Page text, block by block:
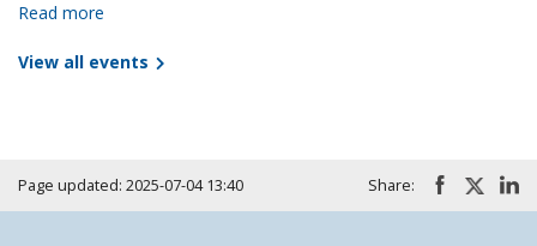
Read more
View all events
Page updated: 2025-07-04 13:40 Share: